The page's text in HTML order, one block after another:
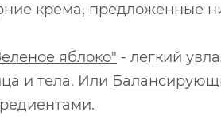
крема, предложенные
яблоко" - легкий
и тела. Или